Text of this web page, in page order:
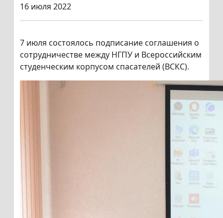
16 июля 2022
7 июля состоялось подписание соглашения о
сотрудничестве между НГПУ и Всероссийским
студенческим корпусом спасателей (ВСКС).